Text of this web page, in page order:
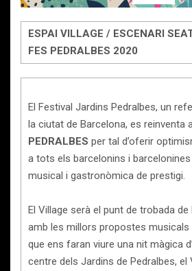
ESPAI VILLAGE / ESCENARI
FES PEDRALBES 2020
El Festival Jardins Pedralbes, un
la ciutat de Barcelona, es reinventa
PEDRALBES per tal d’oferir
a tots els barcelonins i
musical i gastronòmica de prestigi.
El Village serà el punt de trobada
amb les millors propostes musicals
que ens faran viure una nit màgica
centre dels Jardins de Pedralbes, el